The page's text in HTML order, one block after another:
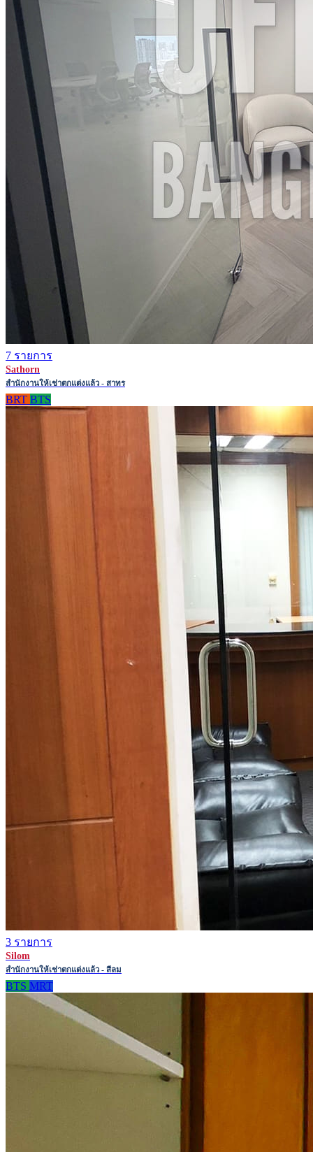
7 รายการ
Sathorn
สำนักงานให้เช่าตกแต่งแล้ว - สาทร
BRT BTS
3 รายการ
Silom
สำนักงานให้เช่าตกแต่งแล้ว - สีลม
BTS MRT